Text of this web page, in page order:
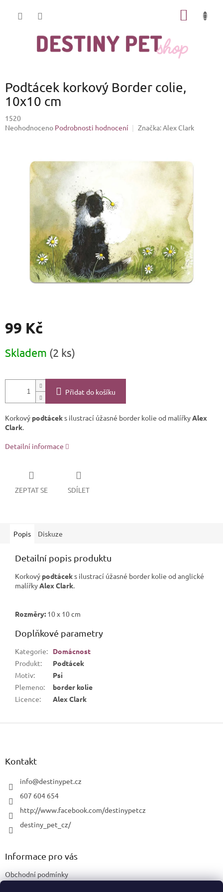
Podtácek korkový Border colie,
10x10 cm
1520
Průměrné
Neohodnoceno Podrobnosti hodnocení Značka:Alex Clark
99 Kč
cena:
Skladem (2 ks)
Přidat do košíku
Korkový podtáceks ilustrací úžasné border kolie od malířkyAlex
Clark.
Detailní informace
ZEPTAT SE SDÍLET
Popis Diskuze
Detailní popis produktu
Korkový podtáceks ilustrací úžasné border kolie od anglické
malířkyAlex Clark.
Rozměry: 10 x 10 cm
Doplňkové parametry
Kategorie:
Domácnost
Produkt:
Podtácek
Motiv:
Psi
Plemeno:
border kolie
Licence: Alex Clark
Z
Kontakt
info@destinypet.cz
607 604 654
http://www.facebook.com/destinypetcz
destiny_pet_cz/
Informace pro vás
Obchodní podmínky